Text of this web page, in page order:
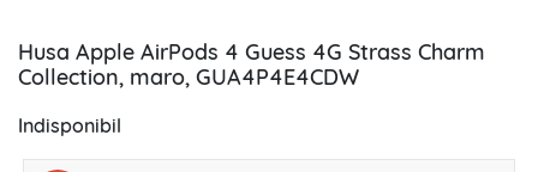
Husa Apple AirPods 4 Guess 4G Strass Charm
Collection, maro, GUA4P4E4CDW
Indisponibil